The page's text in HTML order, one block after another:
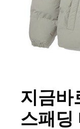
지금바
스패딩